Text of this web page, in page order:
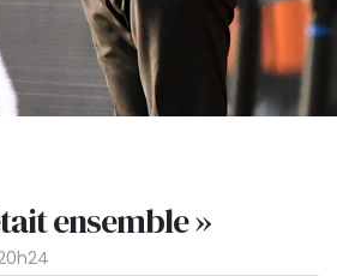
ensemble »